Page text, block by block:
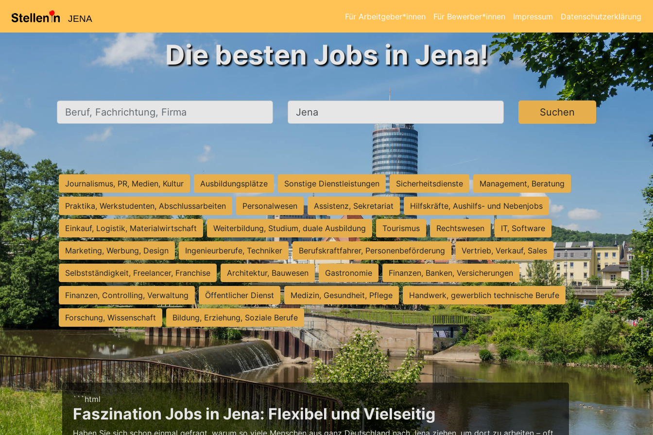
JENA Für Arbeitgeber*innen Für Bewerber*innen Impressum Datenschutzerklärung
Die besten Jobs in Jena!
Beruf, Fachrichtung, Firma Ort, Stadt Suchen
Journalismus, PR, Medien, Kultur Ausbildungsplätze Sonstige Dienstleistungen Sicherheitsdienste Management, Beratung
Praktika, Werkstudenten, Abschlussarbeiten Personalwesen Assistenz, Sekretariat Hilfskräfte, Aushilfs- und Nebenjobs
Einkauf, Logistik, Materialwirtschaft Weiterbildung, Studium, duale Ausbildung Tourismus Rechtswesen IT, Software
Marketing, Werbung, Design Ingenieurberufe, Techniker Berufskraftfahrer, Personenbeförderung Vertrieb, Verkauf, Sales
Selbstständigkeit, Freelancer, Franchise Architektur, Bauwesen Gastronomie Finanzen, Banken, Versicherungen
Finanzen, Controlling, Verwaltung Öffentlicher Dienst Medizin, Gesundheit, Pflege Handwerk, gewerblich technische Berufe
Forschung, Wissenschaft Bildung, Erziehung, Soziale Berufe
```html
Faszination Jobs in Jena: Flexibel und Vielseitig